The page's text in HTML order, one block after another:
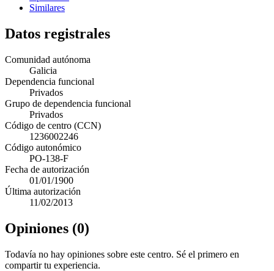
Similares
Datos registrales
Comunidad autónoma
Galicia
Dependencia funcional
Privados
Grupo de dependencia funcional
Privados
Código de centro (CCN)
1236002246
Código autonómico
PO-138-F
Fecha de autorización
01/01/1900
Última autorización
11/02/2013
Opiniones (0)
Todavía no hay opiniones sobre este centro. Sé el primero en
compartir tu experiencia.